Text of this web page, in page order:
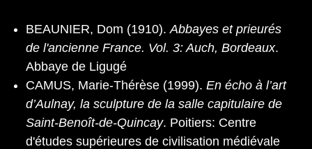
BEAUNIER, Dom (1910). Abbayes et prieurés
de l'ancienne France. Vol. 3: Auch, Bordeaux.
Abbaye de Ligugé
CAMUS, Marie-Thérèse (1999). En écho à l’art
d’Aulnay, la sculpture de la salle capitulaire de
Saint-Benoît-de-Quincay. Poitiers: Centre
d'études supérieures de civilisation médiévale